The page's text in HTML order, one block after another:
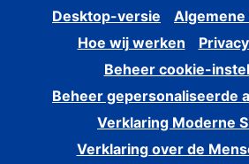
Desktop-versie
Hoe wij werken
Beheer cookie-
Beheer gepersonaliseerde
Verklaring Moderne
Verklaring over de